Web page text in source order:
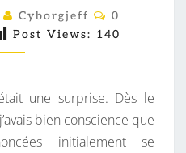
V
A
Ê
R
E
L
Cyborgjeff
C
M
A
I
R
E
0
Post Views: 140
une surprise. Dès le
j’avais bien conscience que
initialement se